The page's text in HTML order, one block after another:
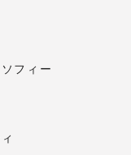
フィー